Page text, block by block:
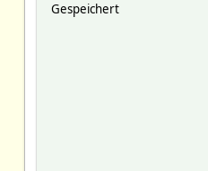
Gespeichert